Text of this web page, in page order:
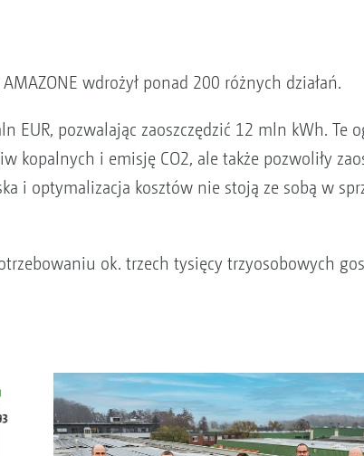
wdrożył ponad 200 różnych działań.
EUR, pozwalając zaoszczędzić 12 mln kWh. Te
kopalnych i emisję CO2, ale także pozwoliły
i optymalizacja kosztów nie stoją ze sobą w
ok. trzech tysięcy trzyosobowych